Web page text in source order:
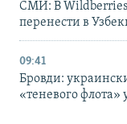
СМИ: В Wildberries
перенести в
09:41
Бровди:
«теневого флота»